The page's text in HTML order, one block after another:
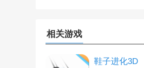
相关游戏
鞋子进化3D